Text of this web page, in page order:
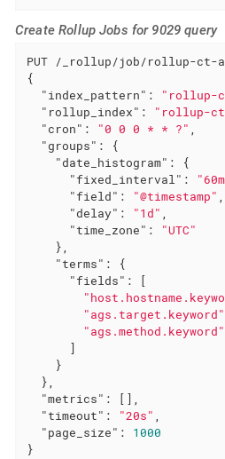
Create Rollup Jobs for 9029 query
PUT /_rollup/job/rollup-ct-
{
"index_pattern" : "rollup-
"rollup_index" : "rollup-
"cron" : "0 0 0 * * ?" ,
"groups" : {
"date_histogram" : {
"fixed_interval" :
"field" : "@timestamp" ,
"delay" : "1d" ,
"time_zone" :
"UTC"
    },
"terms" : {
"fields" : [
"ags.target.keyword"
"ags.method.keyword"
      ]
    }
  },
"metrics" : [],
"timeout" : "20s" ,
"page_size" : 1000
}